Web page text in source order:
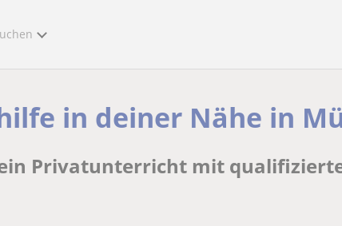
in deiner Nähe in
Privatunterricht mit